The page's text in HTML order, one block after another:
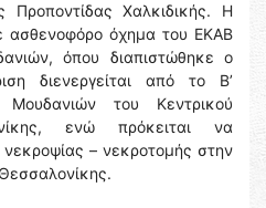
Χαλκιδικής. Η
ασθενοφόρο όχημα του ΕΚΑΒ
όπου διαπιστώθηκε ο
διενεργείται από το Β’
του Κεντρικού
ενώ πρόκειται να
νεκροψίας – νεκροτομής στην